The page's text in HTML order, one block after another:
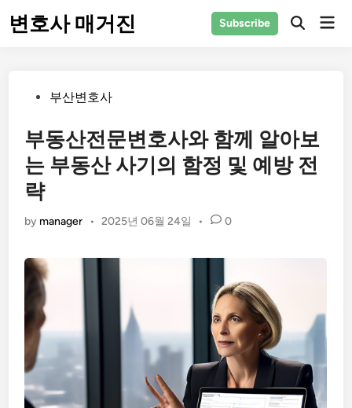
변호사 매거진 Subscribe
Posted부산변호사
부동산전문변호사와 함께 알아보
는 부동산 사기의 함정 및 예방 전
략
by manager • 2025년 06월 24일 • 0